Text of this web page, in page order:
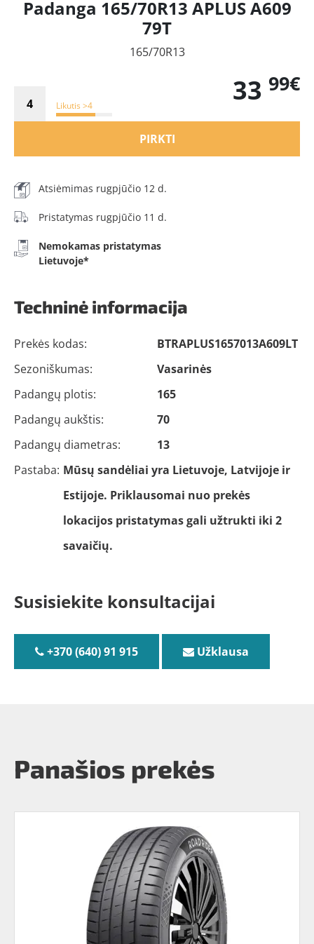
Padanga 165/70R13 APLUS A609
79T
165/70R13
Likutis >4 33 99€
PIRKTI
Atsiėmimas rugpjūčio 12 d.
Pristatymas rugpjūčio 11 d.
Nemokamas pristatymas
Lietuvoje*
Techninė informacija
Prekės kodas:
BTRAPLUS1657013A609LT
Sezoniškumas:
Vasarinės
Padangų plotis:
165
Padangų aukštis:
70
Padangų diametras:
13
Pastaba: Mūsų sandėliai yra Lietuvoje, Latvijoje ir
Estijoje. Priklausomai nuo prekės
lokacijos pristatymas gali užtrukti iki 2
savaičių.
Susisiekite konsultacijai
+370 (640) 91 915 Užklausa
Panašios prekės